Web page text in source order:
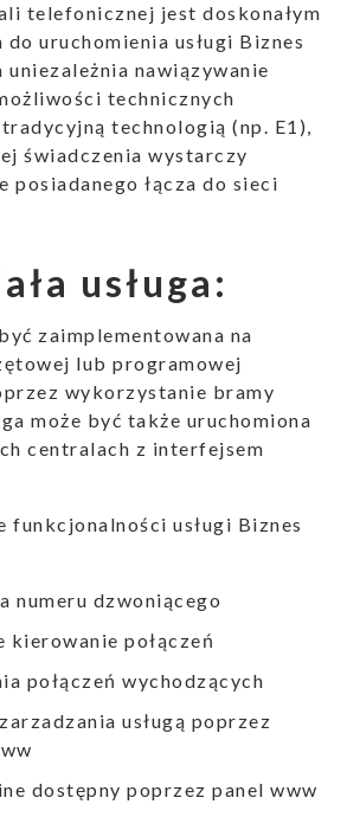
telefonicznej jest doskonałym
uruchomienia usługi Biznes
uniezależnia nawiązywanie
technicznych
technologią (np. E1),
świadczenia wystarczy
posiadanego łącza do sieci
usługa:
zaimplementowana na
lub programowej
wykorzystanie bramy
może być także uruchomiona
centralach z interfejsem
funkcjonalności usługi Biznes
numeru dzwoniącego
kierowanie połączeń
połączeń wychodzących
dostępny poprzez panel www